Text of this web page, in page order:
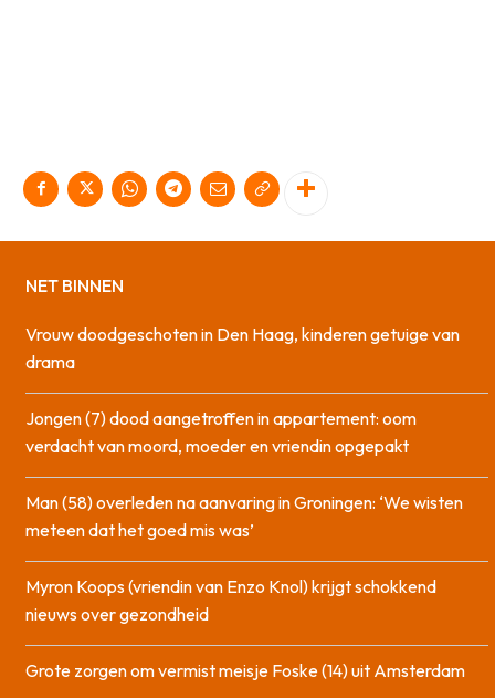
NET BINNEN
Vrouw doodgeschoten in Den Haag, kinderen getuige van
drama
Jongen (7) dood aangetroffen in appartement: oom
verdacht van moord, moeder en vriendin opgepakt
Man (58) overleden na aanvaring in Groningen: ‘We wisten
meteen dat het goed mis was’
Myron Koops (vriendin van Enzo Knol) krijgt schokkend
nieuws over gezondheid
Grote zorgen om vermist meisje Foske (14) uit Amsterdam